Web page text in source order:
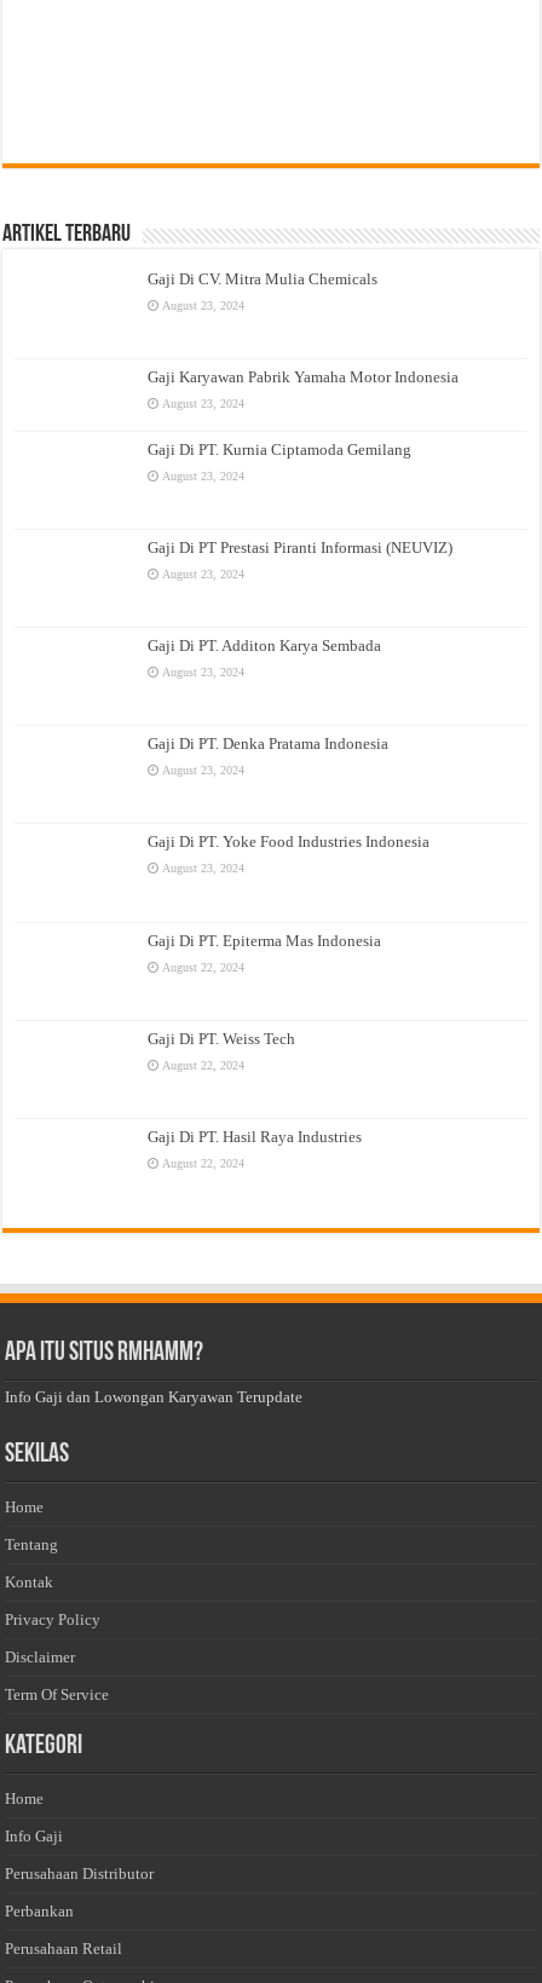
Artikel Terbaru
Gaji Di CV. Mitra Mulia Chemicals
August 23, 2024
Gaji Karyawan Pabrik Yamaha Motor Indonesia
August 23, 2024
Gaji Di PT. Kurnia Ciptamoda Gemilang
August 23, 2024
Gaji Di PT Prestasi Piranti Informasi (NEUVIZ)
August 23, 2024
Gaji Di PT. Additon Karya Sembada
August 23, 2024
Gaji Di PT. Denka Pratama Indonesia
August 23, 2024
Gaji Di PT. Yoke Food Industries Indonesia
August 23, 2024
Gaji Di PT. Epiterma Mas Indonesia
August 22, 2024
Gaji Di PT. Weiss Tech
August 22, 2024
Gaji Di PT. Hasil Raya Industries
August 22, 2024
Apa Itu Situs Rmhamm?
Info Gaji dan Lowongan Karyawan Terupdate
Sekilas
Home
Tentang
Kontak
Privacy Policy
Disclaimer
Term Of Service
Kategori
Home
Info Gaji
Perusahaan Distributor
Perbankan
Perusahaan Retail